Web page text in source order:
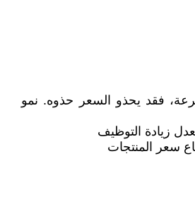
فقد يحذو السعر حذوه. نمو
زيادة التوظيف
سعر المنتجات